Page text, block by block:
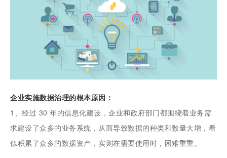
企业实施数据治理的根本原因：
1、经过 30 年的信息化建设，企业和政府部门都围绕着业务需
求建设了众多的业务系统，从而导致数据的种类和数量大增，看
似积累了众多的数据资产，实则在需要使用时，困难重重。